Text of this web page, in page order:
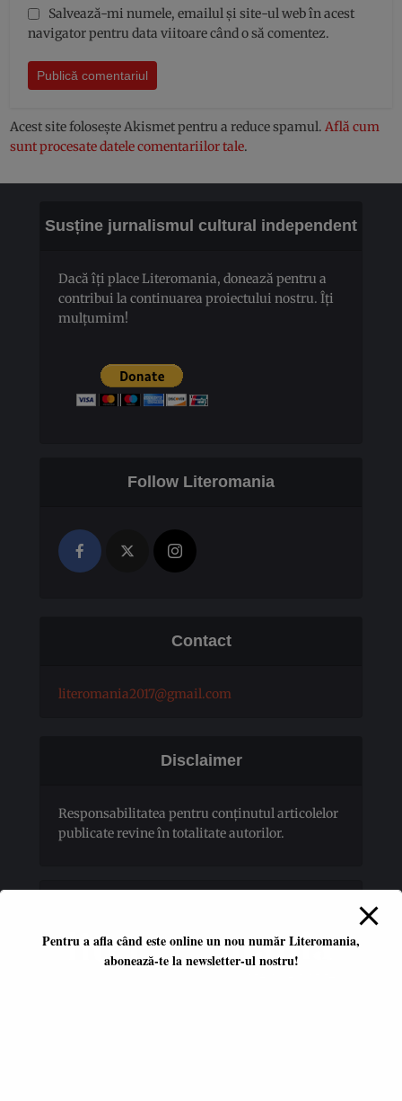
Salvează-mi numele, emailul și site-ul web în acest
navigator pentru data viitoare când o să comentez.
Acest site folosește Akismet pentru a reduce spamul. Află cum
sunt procesate datele comentariilor tale.
Susține jurnalismul cultural independent
Dacă îți place Literomania, donează pentru a
contribui la continuarea proiectului nostru. Îți
mulțumim!
Follow Literomania
Contact
literomania2017@gmail.com
Disclaimer
Responsabilitatea pentru conţinutul articolelor
publicate revine în totalitate autorilor.
Pentru a afla când este online un nou număr Literomania,
abonează-te la newsletter-ul nostru!